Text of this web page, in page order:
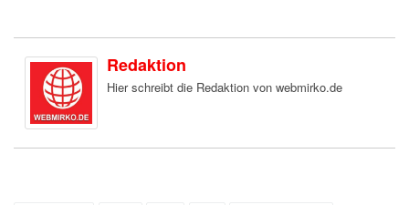
Redaktion
Hier schreibt die Redaktion von webmirko.de